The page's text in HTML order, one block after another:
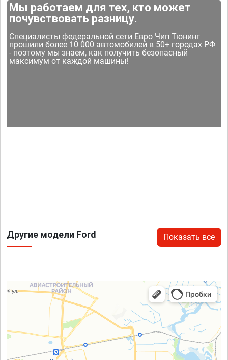
Мы работаем для тех, кто может
почувствовать разницу.
Специалисты федеральной сети Евро Чип Тюнинг
прошили более 10 000 автомобилей в 50+ городах РФ
- поэтому мы знаем, как получить безопасный
максимум от каждой машины!
Другие модели Ford Показать все